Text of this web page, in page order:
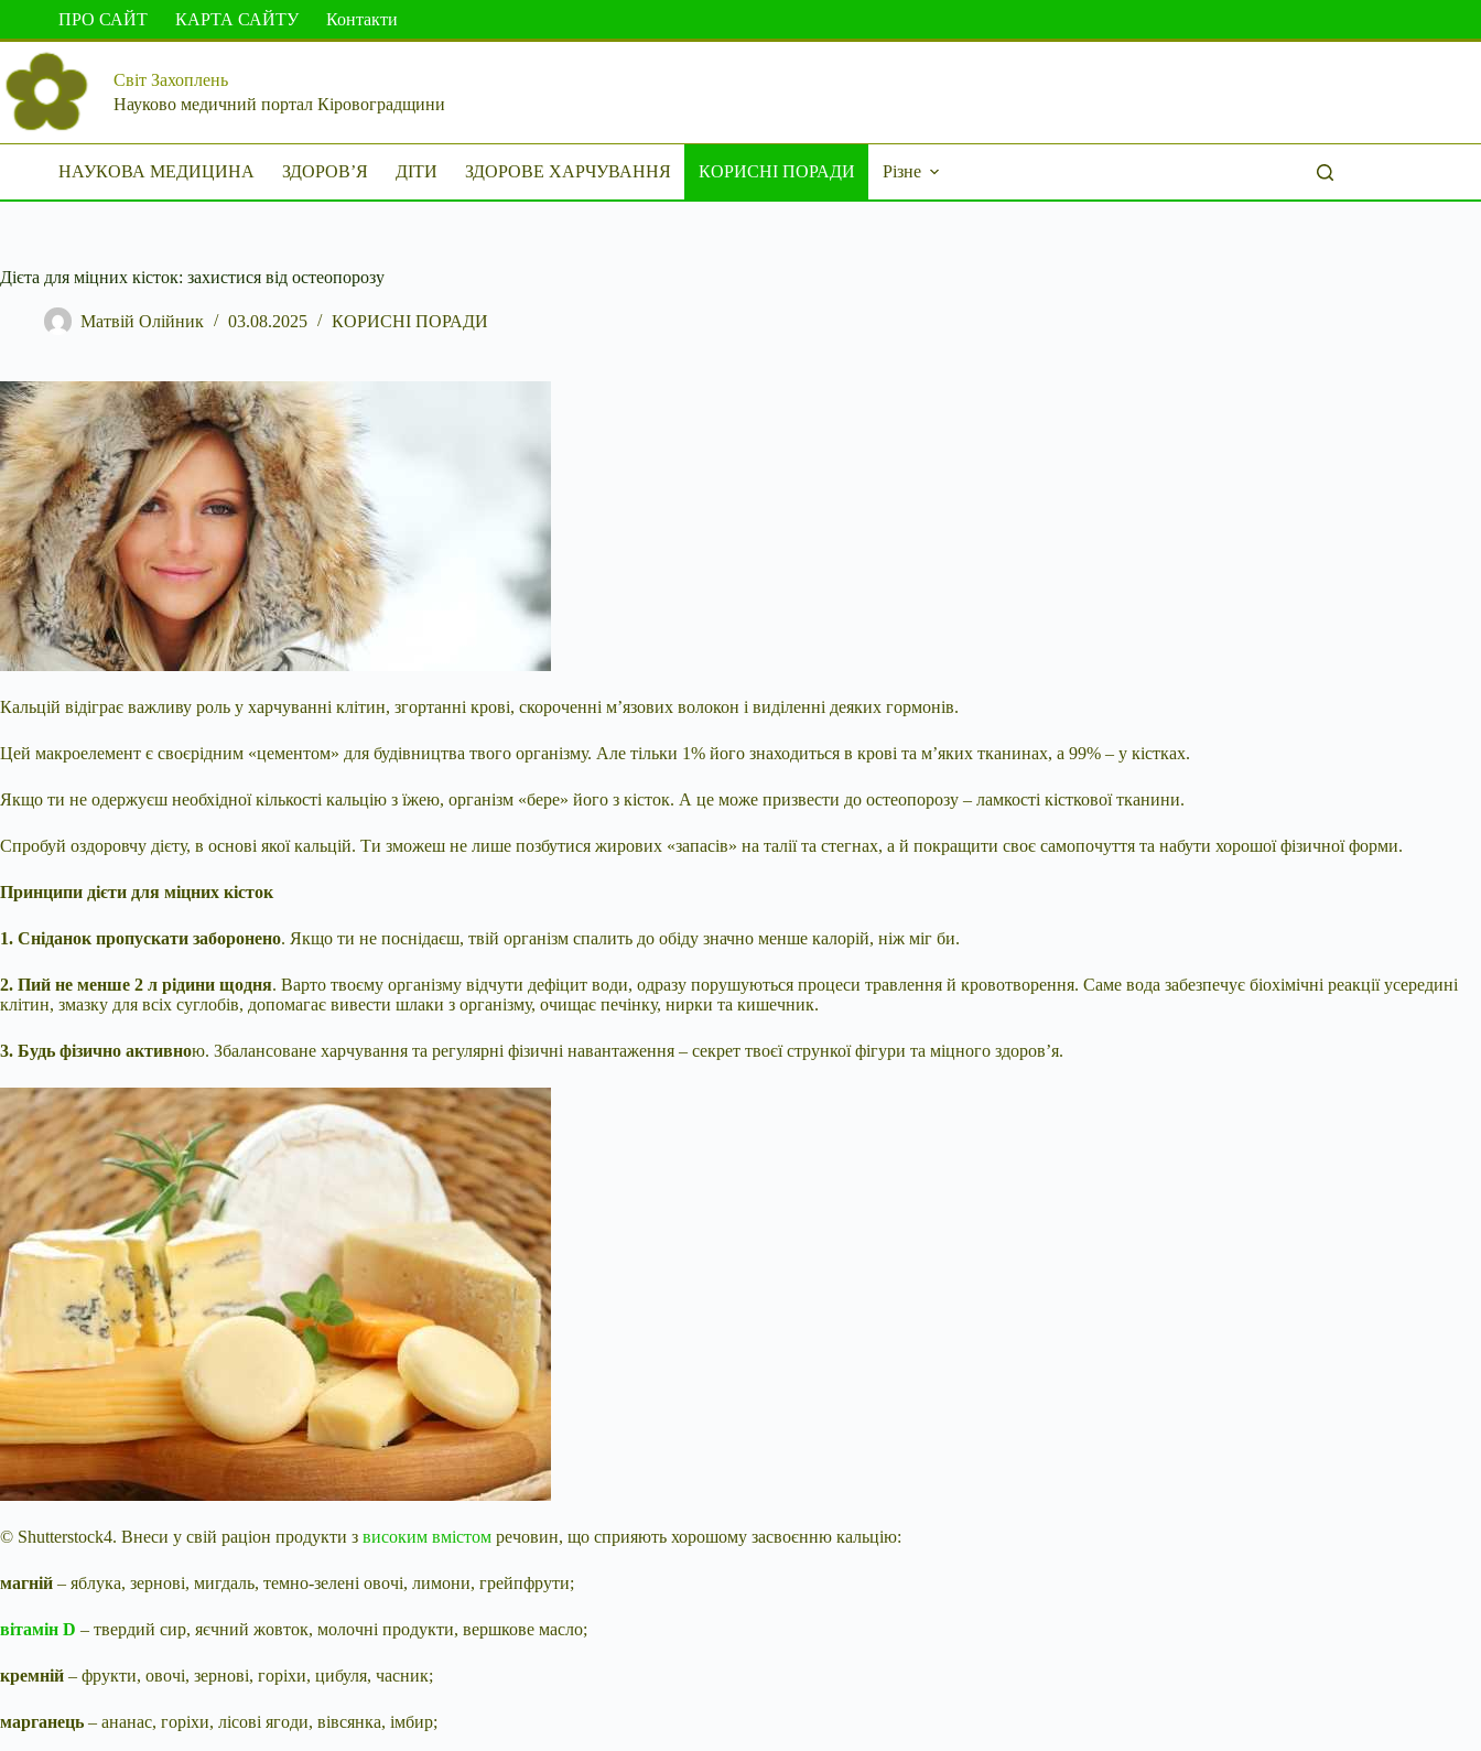
вмісту
ПРО САЙТ КАРТА САЙТУ Контакти
Світ Захоплень
Науково медичний портал Кіровоградщини
НАУКОВА МЕДИЦИНА ЗДОРОВ’Я ДІТИ ЗДОРОВЕ ХАРЧУВАННЯ КОРИСНІ ПОРАДИ Різне
Дієта для міцних кісток: захистися від остеопорозу
Матвій Олійник 03.08.2025 КОРИСНІ ПОРАДИ
Кальцій відіграє важливу роль у харчуванні клітин, згортанні крові, скороченні м’язових волокон і виділенні деяких гормонів.
Цей макроелемент є своєрідним «цементом» для будівництва твого організму. Але тільки 1% його знаходиться в крові та м’яких тканинах, а 99% – у кістках.
Якщо ти не одержуєш необхідної кількості кальцію з їжею, організм «бере» його з кісток. А це може призвести до остеопорозу – ламкості кісткової тканини.
Спробуй оздоровчу дієту, в основі якої кальцій. Ти зможеш не лише позбутися жирових «запасів» на талії та стегнах, а й покращити своє самопочуття та набути хорошої фізичної форми.
Принципи дієти для міцних кісток
1. Сніданок пропускати заборонено. Якщо ти не поснідаєш, твій організм спалить до обіду значно менше калорій, ніж міг би.
2. Пий не менше 2 л рідини щодня. Варто твоєму організму відчути дефіцит води, одразу порушуються процеси травлення й кровотворення. Саме вода забезпечує біохімічні реакції усередині
клітин, змазку для всіх суглобів, допомагає вивести шлаки з організму, очищає печінку, нирки та кишечник.
3. Будь фізично активною. Збалансоване харчування та регулярні фізичні навантаження – секрет твоєї стрункої фігури та міцного здоров’я.
© Shutterstock4. Внеси у свій раціон продукти з високим вмістом речовин, що сприяють хорошому засвоєнню кальцію:
магній – яблука, зернові, мигдаль, темно-зелені овочі, лимони, грейпфрути;
вітамін D – твердий сир, яєчний жовток, молочні продукти, вершкове масло;
кремній – фрукти, овочі, зернові, горіхи, цибуля, часник;
марганець – ананас, горіхи, лісові ягоди, вівсянка, імбир;